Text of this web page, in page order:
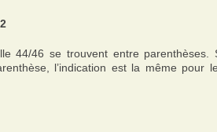
44/46 se trouvent entre parenthèses.
l’indication est la même pour